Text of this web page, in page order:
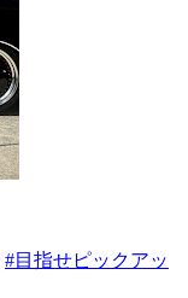
#目指せピックアッ